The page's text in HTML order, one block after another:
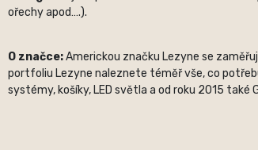
ořechy apod….).
O značce:Americkou značku Lezyne se
portfoliu Lezyne naleznete téměř vše, co
systémy, košíky, LED světla a od roku 2015 také